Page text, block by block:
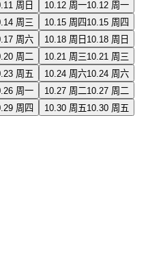
周日 10.12 周一10.12 周一
周三 10.15 周四 10.15 周四
周六 10.18 周日 10.18 周日
周二 10.21 周三10.21 周三
周五 10.24 周六10.24 周六
周一 10.27 周二10.27 周二
周四 10.30 周五10.30 周五